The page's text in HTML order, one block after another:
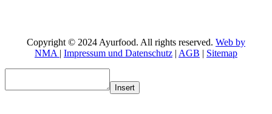
Copyright © 2024 Ayurfood. All rights reserved. Web by
NMA | Impressum und Datenschutz | AGB | Sitemap
Insert